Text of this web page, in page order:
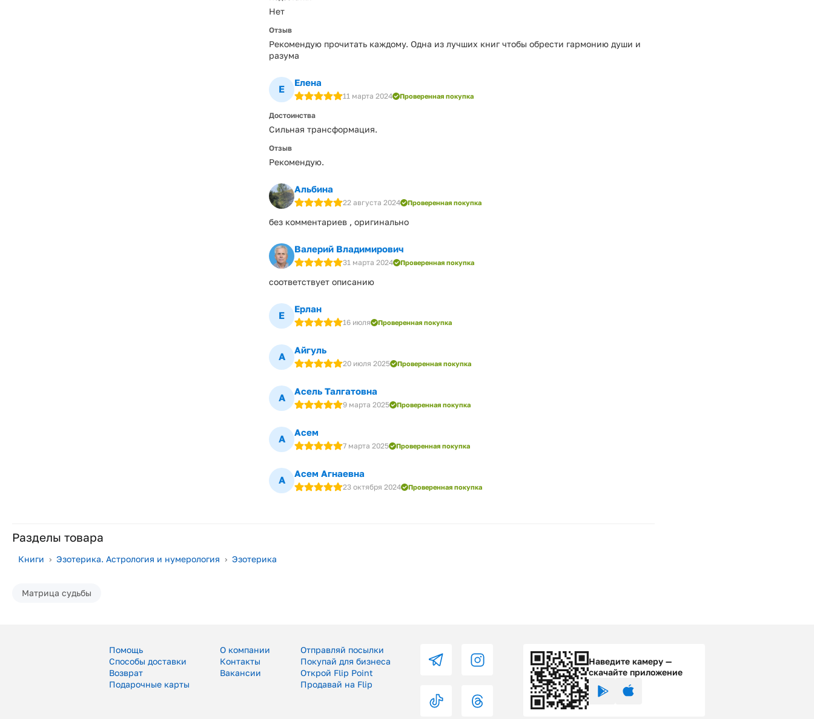
Нет
Отзыв
Рекомендую прочитать каждому. Одна из лучших книг чтобы обрести гармонию души и
разума
Е
Елена
11 марта 2024 Проверенная покупка
Достоинства
Сильная трансформация.
Отзыв
Рекомендую.
Альбина
22 августа 2024 Проверенная покупка
без комментариев , оригинально
Валерий Владимирович
31 марта 2024 Проверенная покупка
соответствует описанию
Е
Ерлан
16 июля Проверенная покупка
А
Айгуль
20 июля 2025 Проверенная покупка
А
Асель Талгатовна
9 марта 2025 Проверенная покупка
А
Асем
7 марта 2025 Проверенная покупка
А
Асем Агнаевна
23 октября 2024 Проверенная покупка
Разделы товара
Книги › Эзотерика. Астрология и нумерология › Эзотерика
Матрица судьбы
Помощь
Способы доставки
Возврат
Подарочные карты
О компании
Контакты
Вакансии
Отправляй посылки
Покупай для бизнеса
Открой Flip Point
Продавай на Flip
Наведите камеру —
скачайте приложение